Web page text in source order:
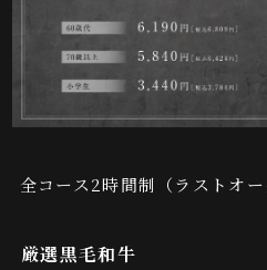
全コース2時間制（ラストオー
厳選黒毛和牛